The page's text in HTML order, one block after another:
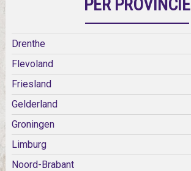
PER PROVINCIE
Drenthe
Flevoland
Friesland
Gelderland
Groningen
Limburg
Noord-Brabant